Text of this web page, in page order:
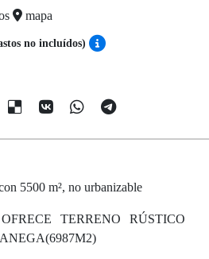
mapa
no incluídos)
5500 m², no urbanizable
TERRENO RÚSTICO